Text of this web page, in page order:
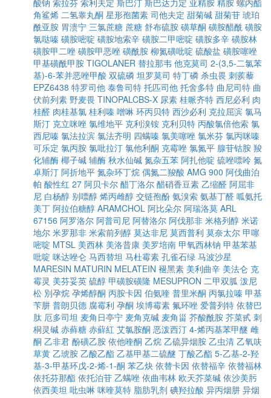
酸钠 索拉芬 索利夫定 斯巴汀 斯巴达力定 亚精胺 精胺 螺内酯
角鲨烯 二氢睾丸酮 星形孢菌素 司他夫定 甜菊碱 甜菊苷 琥珀
酰亚胺 胃溃宁 三氯蔗糖 蔗糖 舒布硫胺 磺草酮 磺胺醋酰 磺胺
氯哒嗪 磺胺嘧啶 磺胺地索辛 磺胺二甲嘧啶 磺胺多辛 磺胺林
磺胺甲二唑 磺胺甲恶唑 磺酰胺 柳氮磺吡啶 硫酸盐 磺胺噻唑
甲基磺酰甲胺 TIGOLANER 替拉那韦 他克莫司 2-(3,5-二氯苯
基)-6-苯并恶唑甲酸 双硫磷 坦罗莫司 特丁磷 杀虫畏 刺蒺藜
EPZ6438 特罗司他 泰鲁司特 托匹司他 托舍多特 曲尼司特 曲
伏前列素 野麦畏 TINOPALCBS-X 尿素 桂哌齐特 西尼必利 肉
桂醛 肉桂基氯 桂利嗪 噌啉 环丙贝特 西沙必利 克拉屈滨 氯马
斯汀 克立咪唑 氯维地平 克利溴铵 克利贝特 丙酸氯倍他索 氯
西尼嗪 氯法拉滨 氯法齐明 四螨嗪 氯美噻唑 氯米芬 氯丙咪嗪
可乐定 氯丙胺 氯吡拉汀 氯他利酮 克霉唑 氯氮平 腺苷钴胺 羧
化辅酶 椰子碱 辅酶 秋水仙碱 氮杂五苯 阿扎他啶 硫唑嘌呤 氮
卓斯汀 阿折地平 氮杂环丁烷 偶氮二羧酸 AMG 900 阿伐曲泊
帕 酸性红 27 阿贝卡尔 醋丁洛尔 醋硝香豆素 乙缩醛 阿屈非
尼 白杨醇 别嘌醇 烯丙雌醇 交链孢酚 氨溴索 氨基丁醛 呱氨托
美丁 阿拉伯糖醇 ARAMCHOL 阿比朵尔 阿瑞洛莫 ARL
67156 阿罗洛尔 阿普司尼 阿替洛尔 阿伐那非 米格列醇 米诺
地尔 米罗那非 米索前列醇 莫达非尼 莫西普利 莫奈太尔 甲噻
嘧啶 MTSL 美西林 美洛昔康 美罗培南 甲氧西林钠 甲基苯基
吡啶 咪达唑仑 马西替坦 马杜霉素 孔雀石绿 马波沙星
MARESIN MATURIN MELATEIN 褪黑素 美利曲辛 美法仑 克
霉灵 美芬妥英 硫醇 甲磺胺磺隆 MESUPRON 二甲双胍 泼尼
松 別孕烷 孕烯醇酮 丙胺卡因 伯氨喹 普里米酮 丙氯拉嗪 甲基
苄肼 普朗贝德 腐霉利 孕酮 埃博霉素 氟环唑 爱普列特 依替巴
肽 厄多司坦 麦角日亭宁 麦角克碱 麦角甾 芥酸酰胺 芥菜甙 刺
桐灵碱 赤藓糖 赤蘚紅 艾氯胺酮 恶泼西汀 4-烯丙基苯甲醚 雌
酮 乙非君 酚磺乙胺 依他喹酮 乙烷 乙硫异烟胺 乙虫清 乙氧呋
草黄 乙琥胺 乙酸乙酯 乙基甲基二硫醚 丁酸乙酯 5-乙基-2-羟
基-3-甲基环戊-2-烯-1-酮 苯乙炔 依替卡因 依替福辛 依替福林
依托芬那酯 依托泊苷 乙螨唑 依曲韦林 欧天芥菜碱 依沙美肟
依西美坦 吡虫啉 咪喹莫特 脂肪乳剂 碘羟拉酸 异丙烟肼 异烟